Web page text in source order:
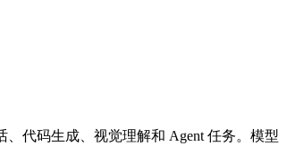
、代码生成、视觉理解和 Agent 任务。模型